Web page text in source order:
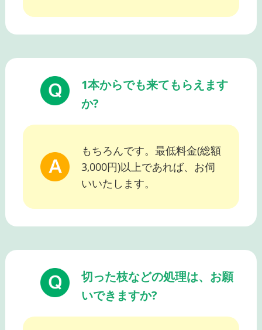
1本からでも来てもらえます
か?
もちろんです。最低料金(総額
3,000円)以上であれば、お伺
いいたします。
切った枝などの処理は、お願
いできますか?